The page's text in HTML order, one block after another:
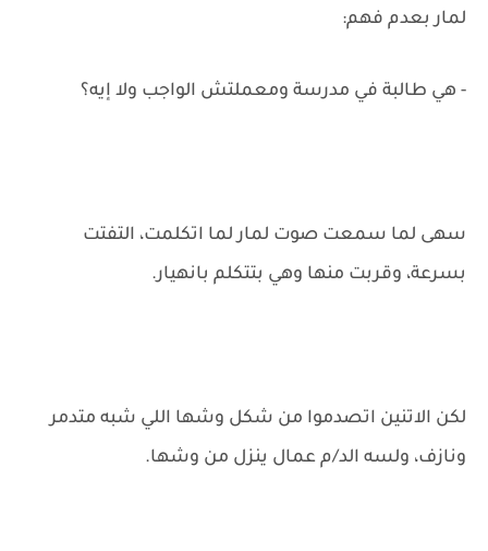
لمار بعدم فهم:
- هي طالبة في مدرسة ومعملتش الواجب ولا إيه؟
سهى لما سمعت صوت لمار لما اتكلمت، التفتت
بسرعة، وقربت منها وهي بتتكلم بانهيار.
لكن الاتنين اتصدموا من شكل وشها اللي شبه متدمر
ونازف، ولسه الد/م عمال ينزل من وشها.